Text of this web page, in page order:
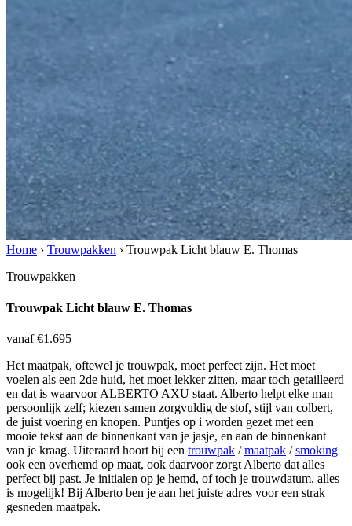
Home › Trouwpakken › Trouwpak Licht blauw E. Thomas
Trouwpakken
Trouwpak Licht blauw E. Thomas
vanaf €1.695
Het maatpak, oftewel je trouwpak, moet perfect zijn. Het moet
voelen als een 2de huid, het moet lekker zitten, maar toch getailleerd
en dat is waarvoor ALBERTO AXU staat. Alberto helpt elke man
persoonlijk zelf; kiezen samen zorgvuldig de stof, stijl van colbert,
de juist voering en knopen. Puntjes op i worden gezet met een
mooie tekst aan de binnenkant van je jasje, en aan de binnenkant
van je kraag. Uiteraard hoort bij een trouwpak /maatpak /smoking
ook een overhemd op maat, ook daarvoor zorgt Alberto dat alles
perfect bij past. Je initialen op je hemd, of toch je trouwdatum, alles
is mogelijk! Bij Alberto ben je aan het juiste adres voor een strak
gesneden maatpak.